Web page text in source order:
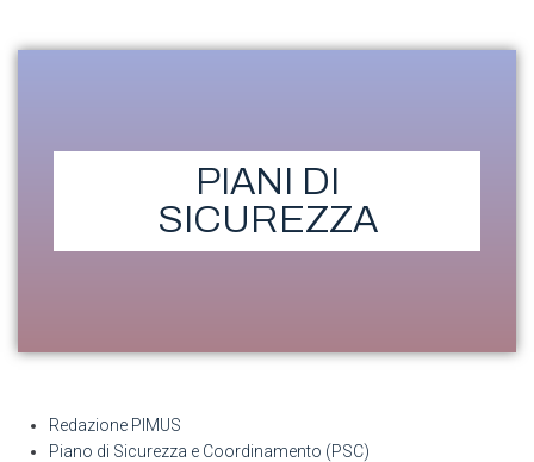
PIANI DI
SICUREZZA
Redazione PIMUS
Piano di Sicurezza e Coordinamento (PSC)